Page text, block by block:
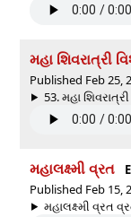
મહા શિવરાત્રી
Published Feb 25,
53. મહા
મહાલક્ષ્મી વ્રત
Published Feb 15,
મહાલક્ષ્મી વ્રત